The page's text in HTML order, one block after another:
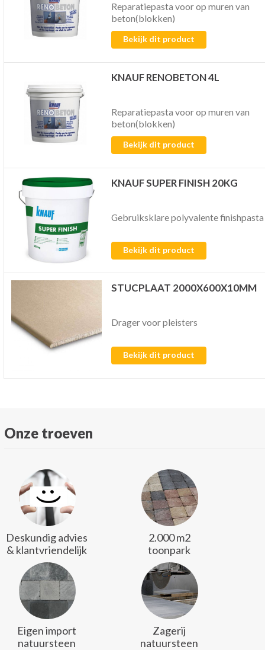
Reparatiepasta voor op muren van
beton(blokken)
Bekijk dit product
KNAUF RENOBETON 4L
Reparatiepasta voor op muren van
beton(blokken)
Bekijk dit product
KNAUF SUPER FINISH 20KG
Gebruiksklare polyvalente finishpasta
Bekijk dit product
STUCPLAAT 2000X600X10MM
Drager voor pleisters
Bekijk dit product
Onze troeven
Deskundig advies
& klantvriendelijk
2.000 m2
toonpark
Eigen import
natuursteen
Zagerij
natuursteen